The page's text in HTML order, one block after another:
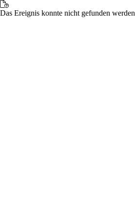
Das Ereignis konnte nicht gefunden werden